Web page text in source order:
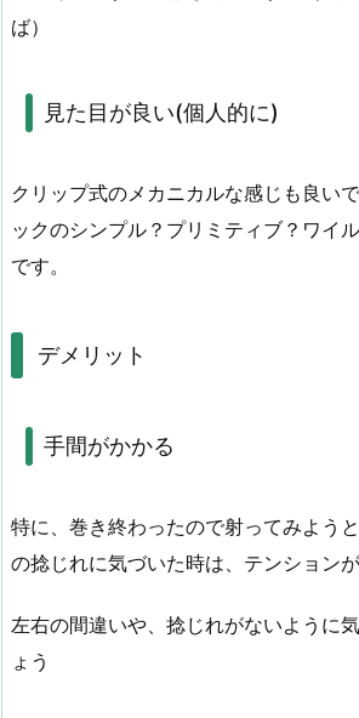
ば）
見た目が良い(個人的に)
クリップ式のメカニカルな感じも良い
ックのシンプル？プリミティブ？ワイ
です。
デメリット
手間がかかる
特に、巻き終わったので射ってみよう
の捻じれに気づいた時は、テンションが
左右の間違いや、捻じれがないように
ょう